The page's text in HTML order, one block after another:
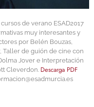
de verano ESAD2017
muy interesantes y
por Belén Bouzas,
Taller de guión de cine con
Jover e Interpretación
Cleverdon. Descarga PDF